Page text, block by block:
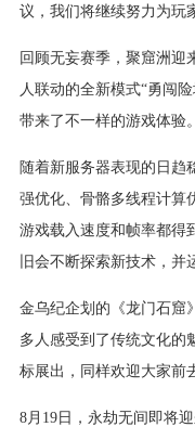
议，我们将继续努力为玩
回顾无妄赛季，聚窟洲迎
人联动的全新模式“勇闯
带来了不一样的游戏体验。
随着新服务器表现的日趋
强优化、骨骼多线程计算
游戏载入速度和帧率都得
旧会不断探索新技术，并
金乌纪企划的《龙门石窟
多人感受到了传统文化的
标展出，同样欢迎大家前
8月19日，永劫无间即将